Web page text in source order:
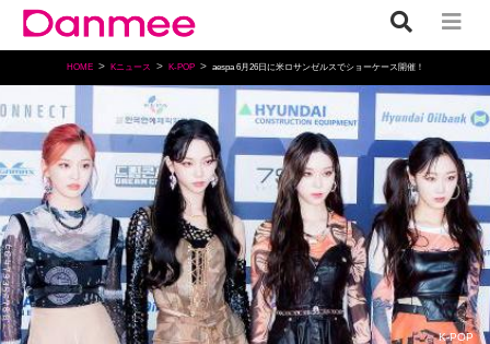
HOME Kニュース K-POP aespa 6月26日に米ロサンゼルスでショーケース開催！
K-POP